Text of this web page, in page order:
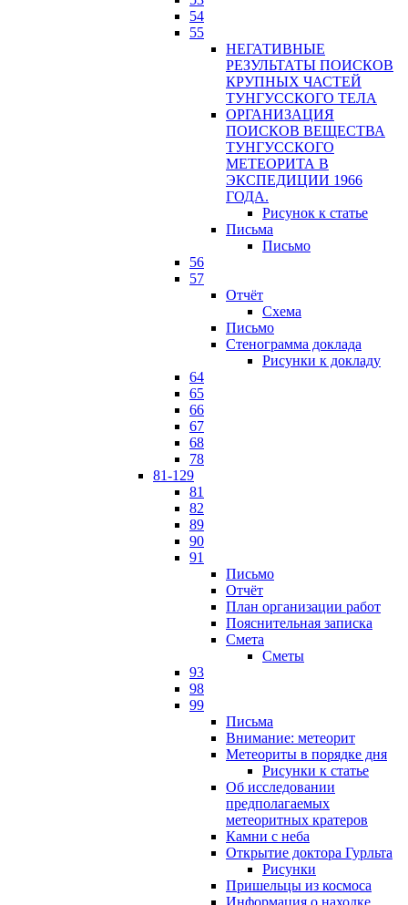
54
55
НЕГАТИВНЫЕ
РЕЗУЛЬТАТЫ ПОИСКОВ
КРУПНЫХ ЧАСТЕЙ
ТУНГУССКОГО ТЕЛА
ОРГАНИЗАЦИЯ
ПОИСКОВ ВЕЩЕСТВА
ТУНГУССКОГО
МЕТЕОРИТА В
ЭКСПЕДИЦИИ 1966
ГОДА.
Рисунок к статье
Письма
Письмо
56
57
Отчёт
Схема
Письмо
Стенограмма доклада
Рисунки к докладу
64
65
66
67
68
78
81-129
81
82
89
90
91
Письмо
Отчёт
План организации работ
Пояснительная записка
Смета
Сметы
93
98
99
Письма
Внимание: метеорит
Метеориты в порядке дня
Рисунки к статье
Об исследовании
предполагаемых
метеоритных кратеров
Камни с неба
Открытие доктора Гурльта
Рисунки
Пришельцы из космоса
Информация о находке